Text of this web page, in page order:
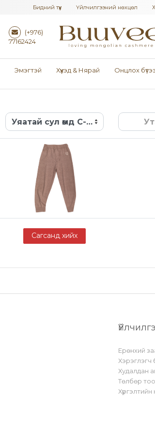
Бидний түүх Үйлчилгээний нөхцөл
(+976)
77162424
Эмэгтэй Хүүхэд & Нярай Онцлох
Уяатай сул өмд C-Ca-08-013-B-22
Сагсанд хийх
Ерөнхий
Хэрэглэгч
Худалдан
Төлбөр
Хүргэлтийн